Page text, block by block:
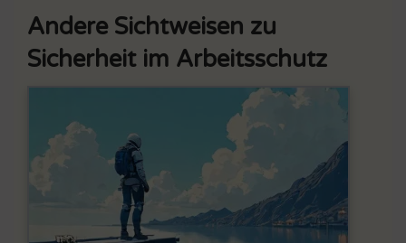
Andere Sichtweisen zu
Sicherheit im Arbeitsschutz